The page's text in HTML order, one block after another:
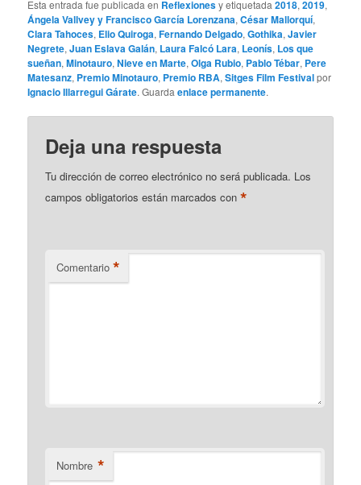
Esta entrada fue publicada en Reflexionesy etiquetada2018,2019,
Ángela Vallvey y Francisco García Lorenzana,César Mallorquí,
Clara Tahoces, Elio Quiroga,Fernando Delgado,Gothika,Javier
Negrete,Juan Eslava Galán, Laura Falcó Lara, Leonís, Los que
sueñan,Minotauro,Nieve en Marte,Olga Rubio, Pablo Tébar, Pere
Matesanz, Premio Minotauro, Premio RBA,Sitges Film Festivalpor
Ignacio Illarregui Gárate. Guardaenlace permanente.
Deja una respuesta
Tu dirección de correo electrónico no será publicada. Los
campos obligatorios están marcados con*
Comentario *
Nombre *